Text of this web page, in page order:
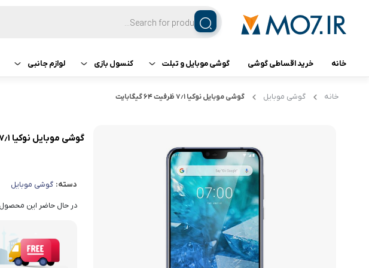
خانه خرید اقساطی گوشی گوشی موبایل و تبلت
تبلت
تبلت هوآوی
گوشی سامسونگ
گوشی شیائومی
گوشی ناتینگ فون
گوشی داریا
کنسول بازی
کنسول بازی سونی
لوازم جانبی
خانه گوشی موبایل گوشی موبایل نوکیا ۷٫۱ ظرفیت ۶۴ گیگابایت
گوشی موبایل نوکیا ۷٫۱ ظرفیت ۶۴ گیگابایت
دسته: گوشی موبایل
در حال حاضر این